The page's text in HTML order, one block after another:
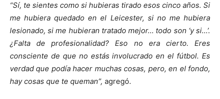
“Sí, te sientes como si hubieras tirado esos cinco años. Si
me hubiera quedado en el Leicester, si no me hubiera
lesionado, si me hubieran tratado mejor… todo son ‘y si…’.
¿Falta de profesionalidad? Eso no era cierto. Eres
consciente de que no estás involucrado en el fútbol. Es
verdad que podía hacer muchas cosas, pero, en el fondo,
hay cosas que te queman”, agregó.